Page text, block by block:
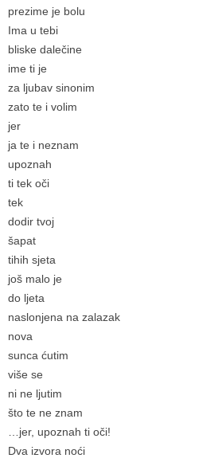
prezime je bolu
Ima u tebi
bliske dalečine
ime ti je
za ljubav sinonim
zato te i volim
jer
ja te i neznam
upoznah
ti tek oči
tek
dodir tvoj
šapat
tihih sjeta
još malo je
do ljeta
naslonjena na zalazak
nova
sunca ćutim
više se
ni ne ljutim
što te ne znam
…jer, upoznah ti oči!
Dva izvora noći